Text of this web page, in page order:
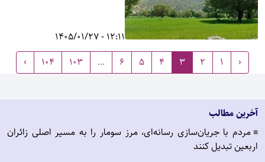
12:11 - 1405/01/27
‹
1
2
3
4
5
6
...
103
104
›
آخرین مطالب
■ مردم با جریان‌سازی رسانه‌ای، مرز سومار را به مسیر اصلی زائران
اربعین تبدیل کنند